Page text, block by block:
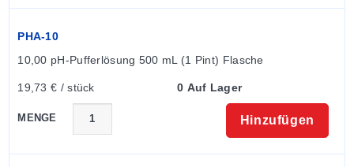
Hinweis: Bitte bestellen Sie bei der Erstbestellung
sowohl die Elektrode als auch die Montagebaugruppe.
die Elektrode montiert ist, sowie ein 10' Kabel. Wenn
mit automatischer Temperaturkompensation (ATC)
bestellt, ist der Temperaturkompensator in der
Montagebaugruppe integriert. Nach Ablauf der
PHA-10
10,00 pH-Pufferlösung 500 mL (1 Pint) Flasche
19,73 € / stück 0 Auf Lager
MENGE Hinzufügen